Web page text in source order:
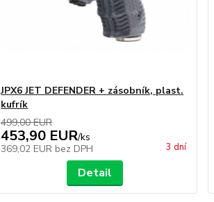
JPX6 JET DEFENDER + zásobník, plast.
kufrík
499,00 EUR
453,90 EUR/ks
369,02 EUR bez DPH 3 dní
Detail